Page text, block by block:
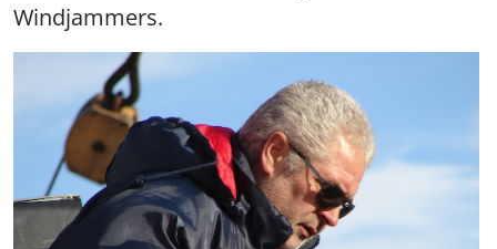
Windjammers.